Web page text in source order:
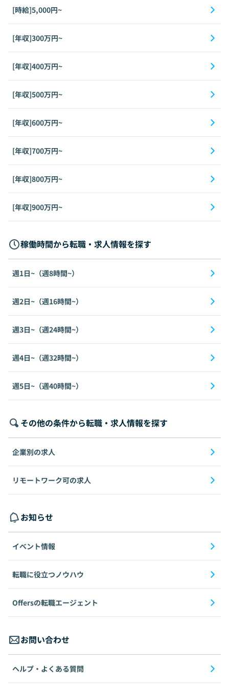
[時給]5,000円~
[年収]300万円~
[年収]400万円~
[年収]500万円~
[年収]600万円~
[年収]700万円~
[年収]800万円~
[年収]900万円~
稼働時間から転職・求人情報を探す
週1日~（週8時間~）
週2日~（週16時間~）
週3日~（週24時間~）
週4日~（週32時間~）
週5日~（週40時間~）
その他の条件から転職・求人情報を探す
企業別の求人
リモートワーク可の求人
お知らせ
イベント情報
転職に役立つノウハウ
Offersの転職エージェント
お問い合わせ
ヘルプ・よくある質問